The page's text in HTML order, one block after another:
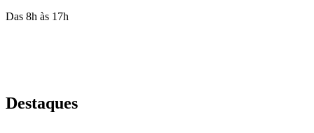
Das 8h às 17h
Destaques